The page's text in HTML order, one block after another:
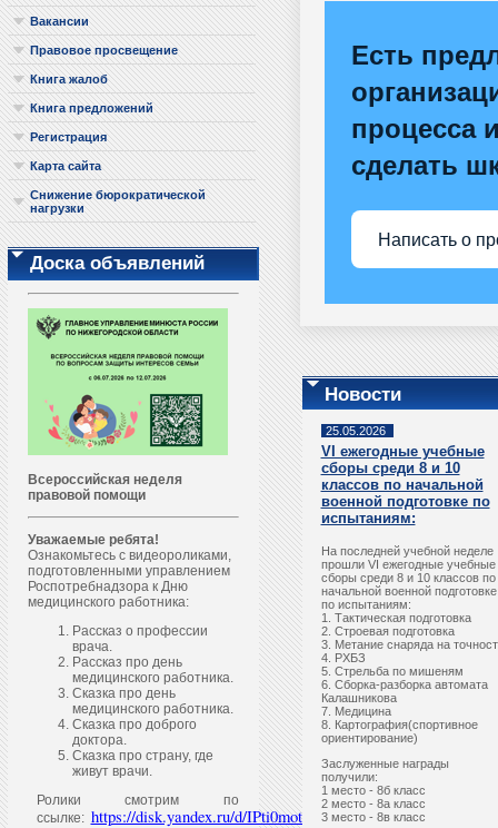
Вакансии
Правовое просвещение
Книга жалоб
Книга предложений
Регистрация
Карта сайта
Снижение бюрократической
нагрузки
Доска объявлений
Всероссийская неделя
правовой помощи
Уважаемые ребята!
Ознакомьтесь с видеороликами,
подготовленными управлением
Роспотребнадзора к Дню
медицинского работника:
Рассказ о профессии
врача.
Рассказ про день
медицинского работника.
Сказка про день
медицинского работника.
Сказка про доброго
доктора.
Сказка про страну, где
живут врачи.
Ролики смотрим по
ссылке: https://disk.yandex.ru/d/IPti0motQ4QhYQ
Есть
процесса
сделать
Написать о
Новости
25.05.2026
VI ежегодные учебные
сборы среди 8 и 10
классов по начальной
военной подготовке по
испытаниям:
На последней учебной неделе
прошли VI ежегодные учебные
сборы среди 8 и 10 классов по
начальной военной подготовке
по испытаниям:
1. Тактическая подготовка
2. Строевая подготовка
3. Метание снаряда на
4. РХБЗ
5. Стрельба по мишеням
6. Сборка-разборка автомата
Калашникова
7. Медицина
8. Картография(спортивное
ориентирование)
Заслуженные награды
получили:
1 место - 8б класс
2 место - 8а класс
3 место - 8в класс